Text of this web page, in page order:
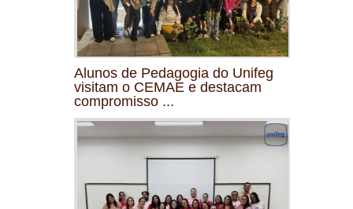
Alunos de Pedagogia do Unifeg
visitam o CEMAE e destacam
compromisso ...